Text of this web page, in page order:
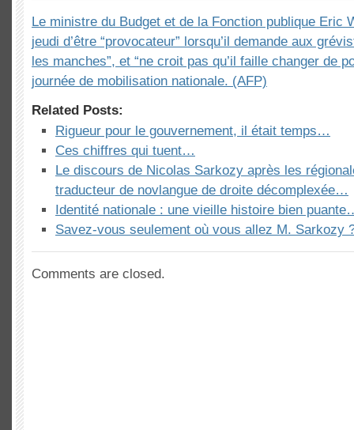
Le ministre du Budget et de la Fonction publique Eric
jeudi d’être “provocateur” lorsqu’il demande aux
les manches”, et “ne croit pas qu’il faille changer de
journée de mobilisation nationale. (AFP)
Related Posts:
Rigueur pour le gouvernement, il était temps…
Ces chiffres qui tuent…
Le discours de Nicolas Sarkozy après les
traducteur de novlangue de droite décomplexée…
Identité nationale : une vieille histoire bien
Savez-vous seulement où vous allez M. Sarkozy
Comments are closed.